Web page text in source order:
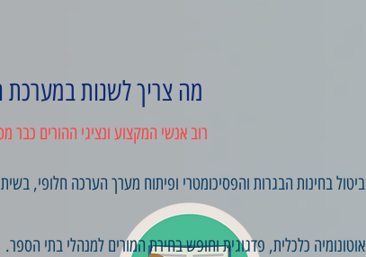
רוב אנשי המקצוע ונציגי ההורים כבר
ביטול בחינות הבגרות והפסיכומטרי ופיתוח מערך הערכה חלופי,
אוטונומיה כלכלית, פדגוגית וחופש בחירת המורים למנהלי בתי הספר.
מה צריך לשנות במערכת